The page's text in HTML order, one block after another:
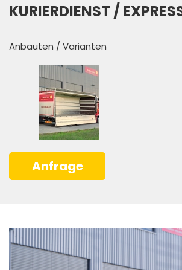
KURIERDIENST /
Anbauten / Varianten
Anfrage